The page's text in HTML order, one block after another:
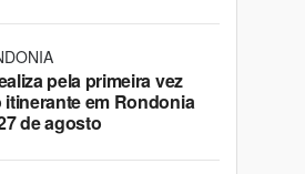
pela primeira vez
itinerante em Rondonia
de agosto